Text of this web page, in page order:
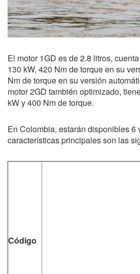
El motor 1GD es de 2.8 litros,
130 kW, 420 Nm de torque en su
Nm de torque en su versión
motor 2GD también optimizado,
kW y 400 Nm de torque.
En Colombia, estarán disponibles 6
características principales son las
Código